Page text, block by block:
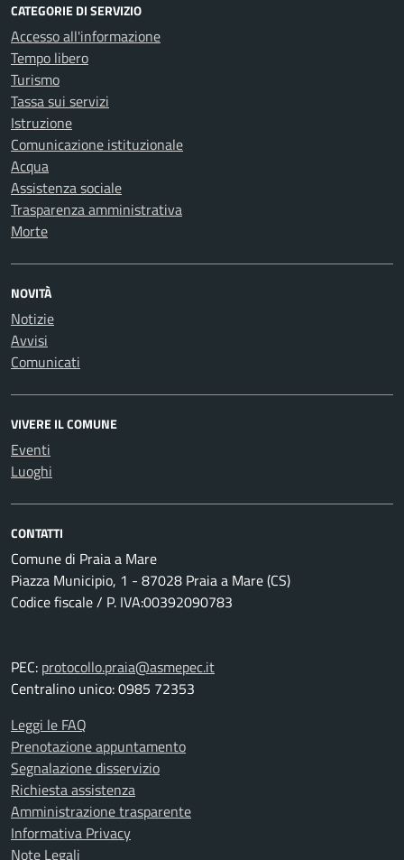
CATEGORIE DI SERVIZIO
Accesso all'informazione
Tempo libero
Turismo
Tassa sui servizi
Istruzione
Comunicazione istituzionale
Acqua
Assistenza sociale
Trasparenza amministrativa
Morte
NOVITÀ
Notizie
Avvisi
Comunicati
VIVERE IL COMUNE
Eventi
Luoghi
CONTATTI
Comune di Praia a Mare
Piazza Municipio, 1 - 87028 Praia a Mare (CS)
Codice fiscale / P. IVA:00392090783
PEC: protocollo.praia@asmepec.it
Centralino unico: 0985 72353
Leggi le FAQ
Prenotazione appuntamento
Segnalazione disservizio
Richiesta assistenza
Amministrazione trasparente
Informativa Privacy
Note Legali